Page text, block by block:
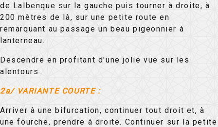
de Lalbenque sur la gauche puis tourner à droite, à
200 mètres de là, sur une petite route en
remarquant au passage un beau pigeonnier à
lanterneau.
Descendre en profitant d'une jolie vue sur les
alentours.
2a/ VARIANTE COURTE :
Arriver à une bifurcation, continuer tout droit et, à
une fourche, prendre à droite. Continuer sur la petite